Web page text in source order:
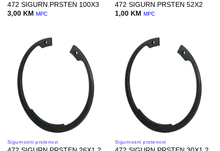
472 SIGURN.PRSTEN 100X3
3,00 KM MPC
472 SIGURN.PRSTEN 52X2
1,00 KM MPC
Sigurnosni prstenovi Sigurnosni prstenovi